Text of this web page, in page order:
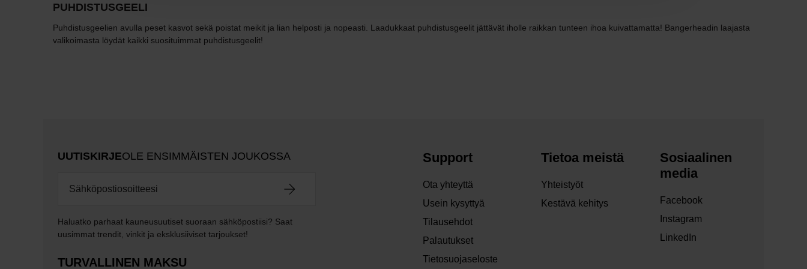
PUHDISTUSGEELI
Puhdistusgeelien avulla peset kasvot sekä poistat meikit ja lian helposti ja nopeasti. Laadukkaat puhdistusgeelit jättävät iholle raikkan tunteen ihoa kuivattamatta! Bangerheadin laajasta
valikoimasta löydät kaikki suosituimmat puhdistusgeelit!
UUTISKIRJEOLE ENSIMMÄISTEN JOUKOSSA
Haluatko parhaat kauneusuutiset suoraan sähköpostiisi? Saat
uusimmat trendit, vinkit ja eksklusiiviset tarjoukset!
TURVALLINEN MAKSU
Support
Ota yhteyttä
Usein kysyttyä
Tilausehdot
Palautukset
Tietosuojaseloste
Tietoa meistä
Yhteistyöt
Kestävä kehitys
Sosiaalinen
media
Facebook
Instagram
LinkedIn